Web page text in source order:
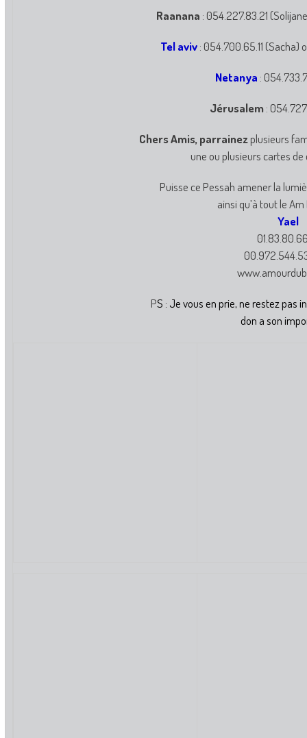
Raanana : 054.227.83.21
Tel aviv: 054.700.65.11 (Sacha)
Netanya :
Jérusalem:
Chers Amis, parrainezplusieurs
une ou plusieurs cartes
Puisse ce Pessah amener la
ainsi qu’à tout le
Yael
PS : Je vous en prie, ne restez pas
don a son